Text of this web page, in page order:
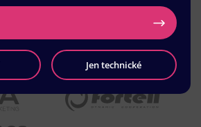
Jen technické